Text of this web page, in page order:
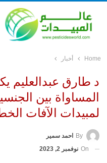
Home أخبار
د طارق عبدالعليم
المساواة بين
لمبيدات الآفات
By احمد سمير
On نوفمبر 2, 2023